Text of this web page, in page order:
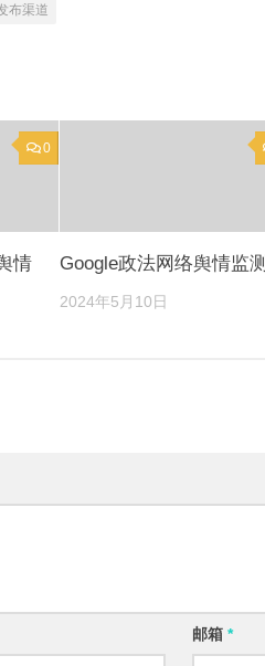
布渠道
0
情
Google政法网络舆情监测
2024年5月10日
邮箱*